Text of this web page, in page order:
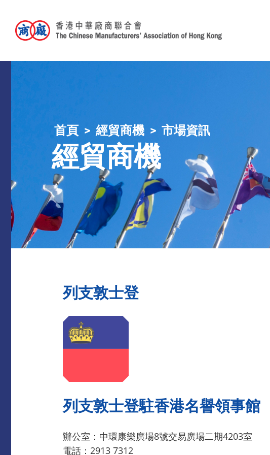
首頁 經貿商機 市場資訊
經貿商機
列支敦士登
列支敦士登駐香港名譽領事館
辦公室：中環康樂廣場8號交易廣場二期4203室
電話：2913 7312